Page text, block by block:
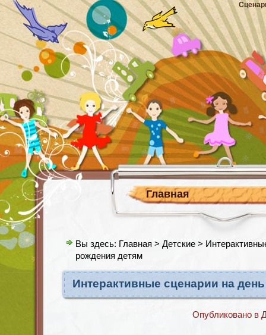
Главная
Вы здесь: Главная > Детские >
рождения детям
Интерактивные сценарии на
Опубликовано в